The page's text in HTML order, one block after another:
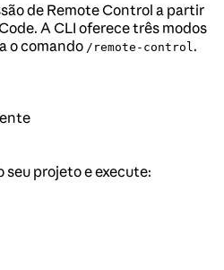
de Remote Control a partir
A CLI oferece três modos
o comando /remote-control.
seu projeto e execute: